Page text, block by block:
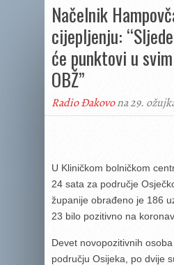
Načelnik
cijepljenju:
će punktovi u
OBŽ”
Radio Đakovona 29.
U Kliničkom bolničkom
24 sata za područje
županije obrađeno je 186
23 bilo pozitivno na
Devet novopozitivnih
području Osijeka, po dvije